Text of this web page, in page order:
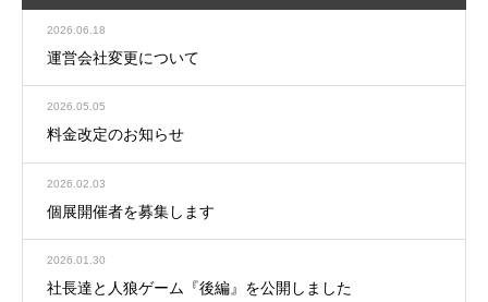
2026.06.18
運営会社変更について
2026.05.05
料金改定のお知らせ
2026.02.03
個展開催者を募集します
2026.01.30
社長達と人狼ゲーム『後編』を公開しました